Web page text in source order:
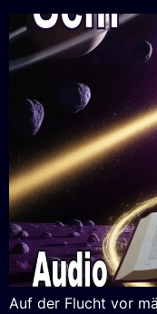
Auf der Flucht vor